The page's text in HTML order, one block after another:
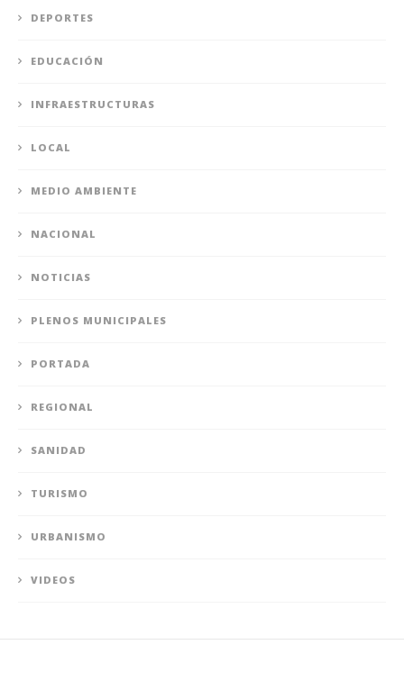
DEPORTES
EDUCACIÓN
INFRAESTRUCTURAS
LOCAL
MEDIO AMBIENTE
NACIONAL
NOTICIAS
PLENOS MUNICIPALES
PORTADA
REGIONAL
SANIDAD
TURISMO
URBANISMO
VIDEOS